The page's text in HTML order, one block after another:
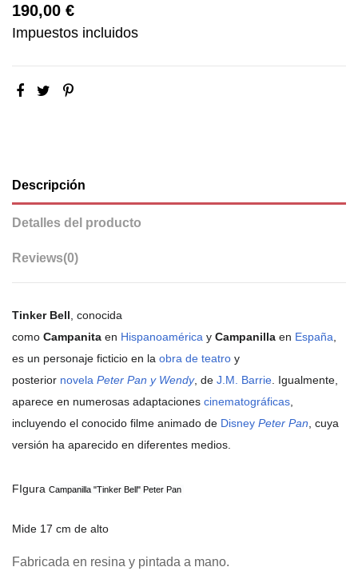
190,00 €
Impuestos incluidos
Descripción
Detalles del producto
Reviews(0)
Tinker Bell , conocida
como Campanita en Hispanoamérica y Campanilla en España
es un personaje ficticio en la obra de teatro y
posterior novela Peter Pan y Wendy, de J.M. Barrie . Igualmente,
aparece en numerosas adaptaciones cinematográficas
incluyendo el conocido filme animado de Disney Peter Pan , cuya
versión ha aparecido en diferentes medios.
FIgura Campanilla "Tinker Bell" Peter Pan
Mide 17 cm de alto
Fabricada en resina y pintada a mano.